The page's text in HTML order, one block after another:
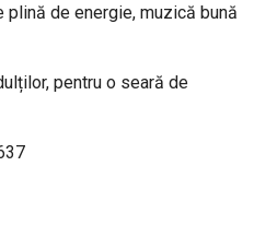
de energie, muzică bună
pentru o seară de